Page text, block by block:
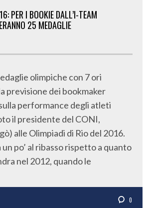
PER I BOOKIE DALL’I-TEAM
25 MEDAGLIE
olimpiche con 7 ori
previsione dei bookmaker
performance degli atleti
il presidente del CONI,
alle Olimpiadi di Rio del 2016.
un po’ al ribasso rispetto a quanto
nel 2012, quando le
0